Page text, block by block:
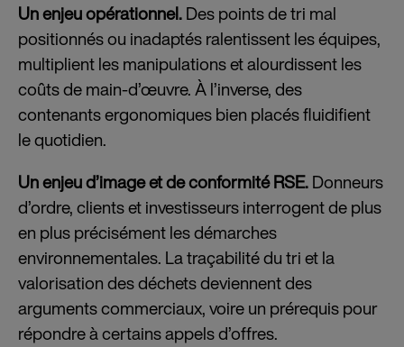
Un enjeu opérationnel.Des points de tri mal
positionnés ou inadaptés ralentissent les équipes,
multiplient les manipulations et alourdissent les
coûts de main-d’œuvre. À l’inverse, des
contenants ergonomiques bien placés fluidifient
le quotidien.
Un enjeu d’image et de conformité RSE.Donneurs
d’ordre, clients et investisseurs interrogent de plus
en plus précisément les démarches
environnementales. La traçabilité du tri et la
valorisation des déchets deviennent des
arguments commerciaux, voire un prérequis pour
répondre à certains appels d’offres.